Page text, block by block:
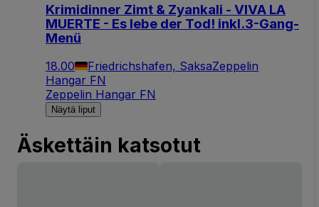
Krimidinner Zimt & Zyankali - VIVA LA
MUERTE - Es lebe der Tod! inkl.3-Gang-
Menü
18.00 Friedrichshafen, SaksaZeppelin
Hangar FN
Zeppelin Hangar FN
Näytä liput
Äskettäin katsotut